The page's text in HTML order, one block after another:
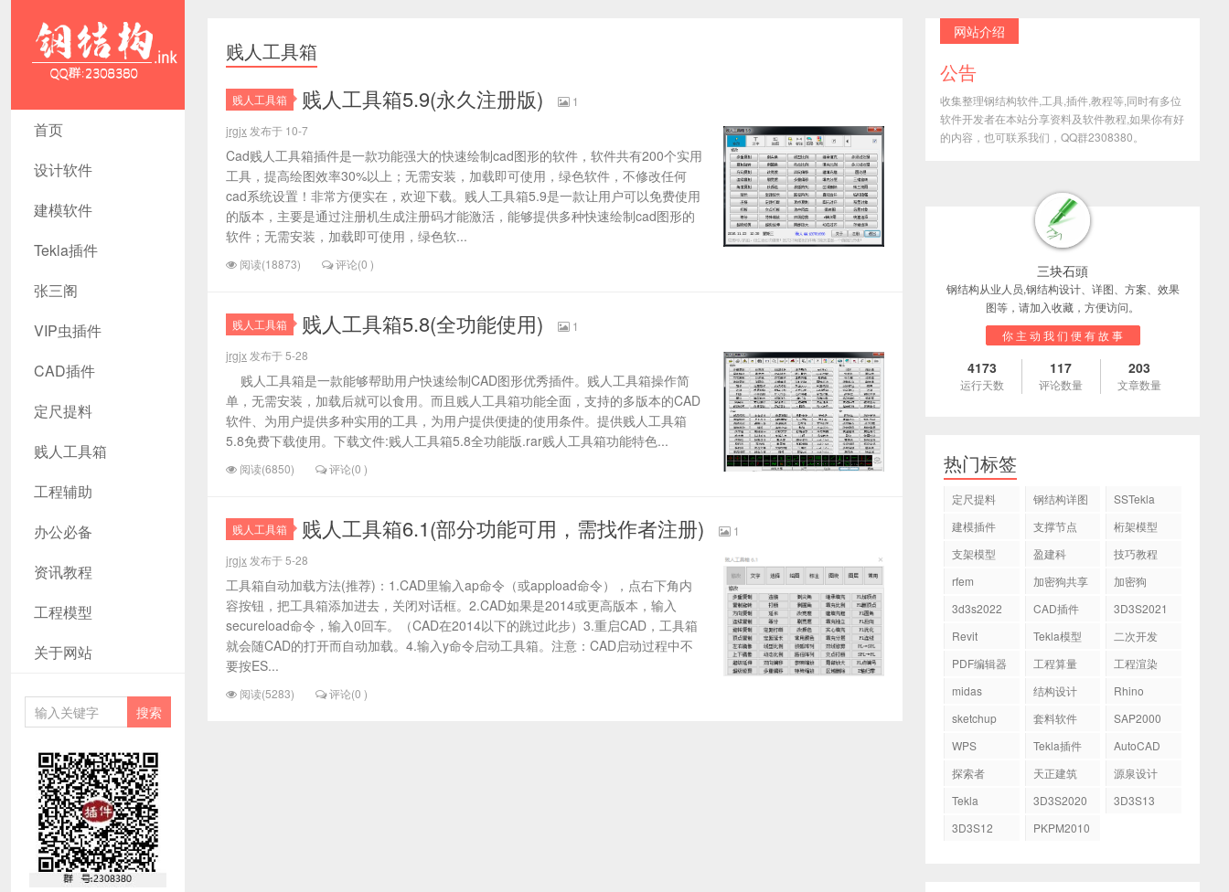
贱人工具箱
- 钢结构资
源网- Tekla
插件 CAD
工具 犀牛
GH汉化
首页
设计软件
建模软件
Tekla插件
张三阁
VIP虫插件
CAD插件
定尺提料
贱人工具箱
工程辅助
办公必备
资讯教程
工程模型
关于网站
贱人工具箱
贱人工具箱 贱人工具箱5.9(永久注册版)
1
jrgjx 发布于 10-7
Cad贱人工具箱插件是一款功能强大的快速绘制cad图形的软件，软件共有200个实用
工具，提高绘图效率30%以上；无需安装，加载即可使用，绿色软件，不修改任何
cad系统设置！非常方便实在，欢迎下载。贱人工具箱5.9是一款让用户可以免费使用
的版本，主要是通过注册机生成注册码才能激活，能够提供多种快速绘制cad图形的
软件；无需安装，加载即可使用，绿色软...
阅读(18873) 评论(0 )
贱人工具箱 贱人工具箱5.8(全功能使用)
1
jrgjx 发布于 5-28
贱人工具箱是一款能够帮助用户快速绘制CAD图形优秀插件。贱人工具箱操作简
单，无需安装，加载后就可以食用。而且贱人工具箱功能全面，支持的多版本的CAD
软件、为用户提供多种实用的工具，为用户提供便捷的使用条件。提供贱人工具箱
5.8免费下载使用。下载文件:贱人工具箱5.8全功能版.rar贱人工具箱功能特色...
阅读(6850) 评论(0 )
贱人工具箱 贱人工具箱6.1(部分功能可用，需找作者注册)
1
jrgjx 发布于 5-28
工具箱自动加载方法(推荐)：1.CAD里输入ap命令（或appload命令），点右下角内
容按钮，把工具箱添加进去，关闭对话框。2.CAD如果是2014或更高版本，输入
secureload命令，输入0回车。（CAD在2014以下的跳过此步）3.重启CAD，工具箱
就会随CAD的打开而自动加载。4.输入y命令启动工具箱。注意：CAD启动过程中不
要按ES...
阅读(5283) 评论(0 )
网站介绍
公告
收集整理钢结构软件,工具,插件,教程等,同时有多位
软件开发者在本站分享资料及软件教程,如果你有好
的内容，也可联系我们，QQ群2308380。
三块石頭
钢结构从业人员,钢结构设计、详图、方案、效果
图等，请加入收藏，方便访问。
你 主 动 我 们 便 有 故 事
4173
运行天数
117
评论数量
203
文章数量
热门标签
定尺提料 钢结构详图
SSTekla
建模插件
支撑节点
桁架模型
支架模型
盈建科
技巧教程
rfem
加密狗共享
加密狗
3d3s2022
CAD插件
3D3S2021
Revit
Tekla模型
二次开发
PDF编辑器
工程算量
工程渲染
midas
结构设计
Rhino
sketchup
套料软件
SAP2000
WPS
Tekla插件
AutoCAD
探索者
天正建筑
源泉设计
Tekla
3D3S2020
3D3S13
3D3S12
PKPM2010